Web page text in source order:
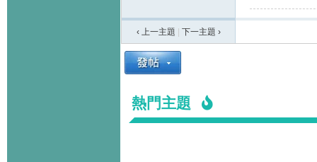
‹ 上一主題 下一主題 ›
熱門主題